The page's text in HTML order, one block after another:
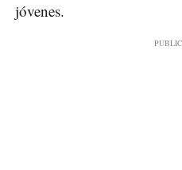
jóvenes.